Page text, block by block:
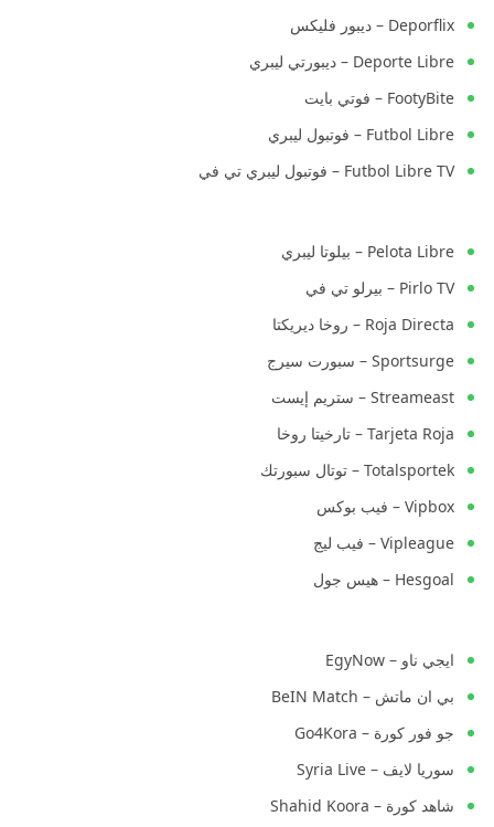
Deporflix – ديبور فليكس
Deporte Libre – ديبورتي ليبري
FootyBite – فوتي بايت
Futbol Libre – فوتبول ليبري
Futbol Libre TV – فوتبول ليبري تي في
Pelota Libre – بيلوتا ليبري
Pirlo TV – بيرلو تي في
Roja Directa – روخا ديريكتا
Sportsurge – سبورت سيرج
Streameast – ستريم إيست
Tarjeta Roja – تارخيتا روخا
Totalsportek – توتال سبورتك
Vipbox – فيب بوكس
Vipleague – فيب ليج
Hesgoal – هيس جول
ايجي ناو – EgyNow
بي ان ماتش – BeIN Match
جو فور كورة – Go4Kora
سوريا لايف – Syria Live
شاهد كورة – Shahid Koora